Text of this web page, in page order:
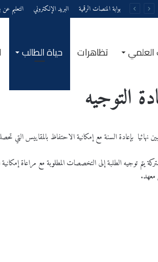
بوابة المنصات الرقمية البريد الإلكتروني التعليم عن
العلمي تظاهرات حياة الطالب
التوجيه
نهائيا بإعادة السنة مع إمكانية الاحتفاظ بالمقاييس التي
يتم توجيه الطلبة إلى التخصصات المطلوبة مع مراعاة